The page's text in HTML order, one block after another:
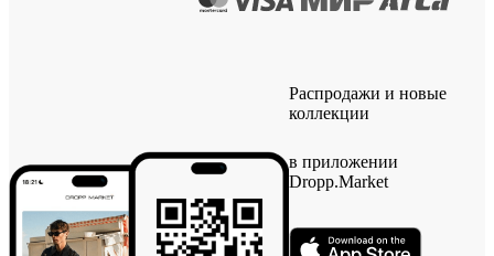
Распродажи и новые
коллекции
в приложении
Dropp.Market